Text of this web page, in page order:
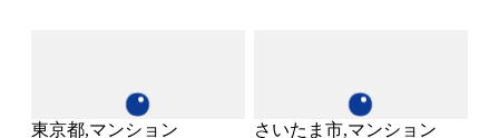
東京都,マンション さいたま市,マンション